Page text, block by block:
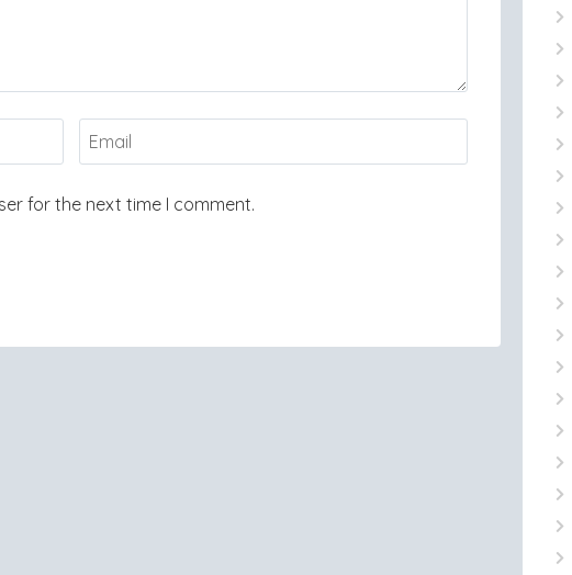
for the next time I comment.